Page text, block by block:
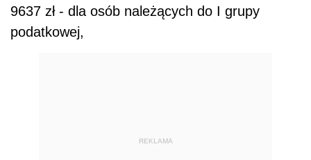
9637 zł - dla osób należących do I grupy
podatkowej,
REKLAMA